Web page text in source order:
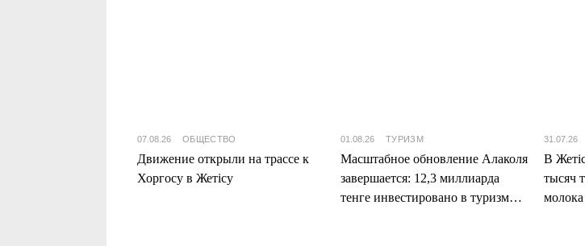
07.08.26 ОБЩЕСТВО
Движение открыли на трассе к
Хоргосу в Жетісу
01.08.26 ТУРИЗМ
Масштабное обновление Алаколя
завершается: 12,3 миллиарда
тенге инвестировано в туризм
31.07.26
В
тысяч
молока